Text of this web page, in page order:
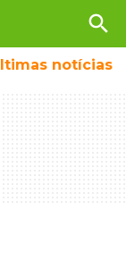
search
notícias